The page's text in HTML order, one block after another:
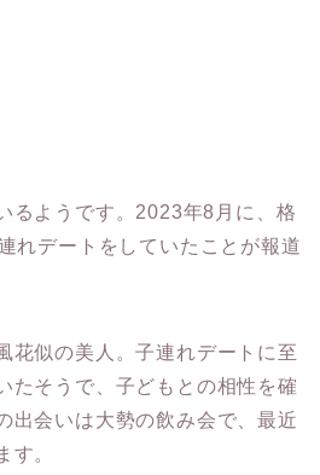
るようです。2023年8月に、格
れデートをしていたことが報道
花似の美人。子連れデートに至
たそうで、子どもとの相性を確
出会いは大勢の飲み会で、最近
す。